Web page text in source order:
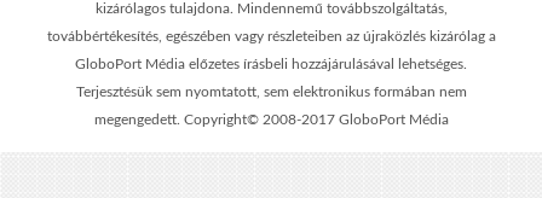
kizárólagos tulajdona. Mindennemű továbbszolgáltatás,
továbbértékesítés, egészében vagy részleteiben az újraközlés kizárólag a
GloboPort Média előzetes írásbeli hozzájárulásával lehetséges.
Terjesztésük sem nyomtatott, sem elektronikus formában nem
megengedett. Copyright© 2008-2017 GloboPort Média